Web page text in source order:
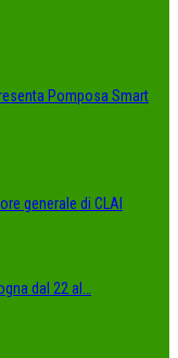
Pomposa Smart
generale di CLAI
dal 22 al…